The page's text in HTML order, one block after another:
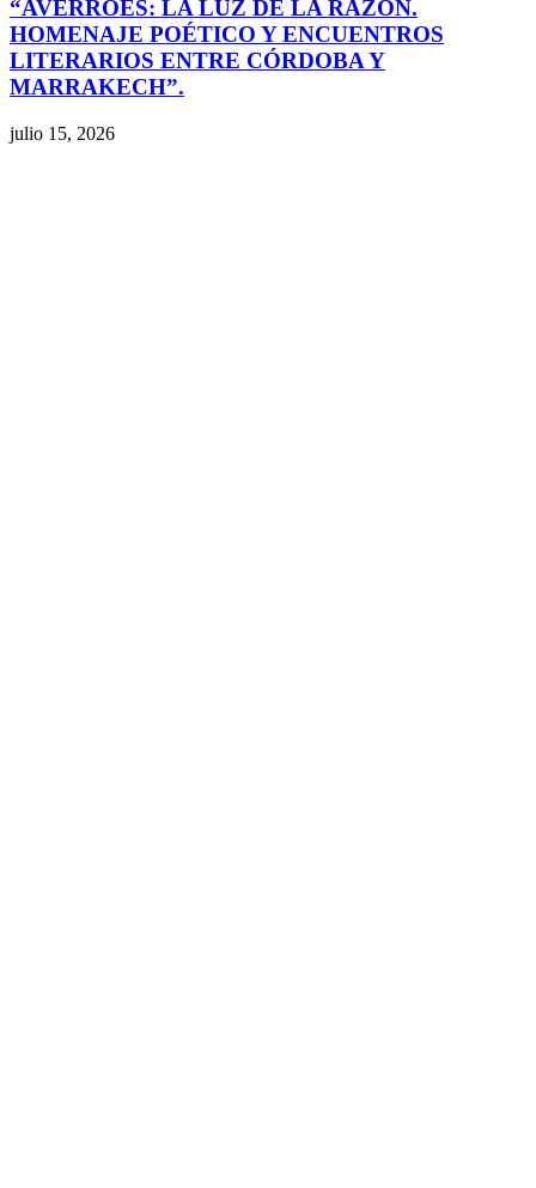
“AVERROES: LA LUZ DE LA RAZÓN.
HOMENAJE POÉTICO Y ENCUENTROS
LITERARIOS ENTRE CÓRDOBA Y
MARRAKECH”.
julio 15, 2026